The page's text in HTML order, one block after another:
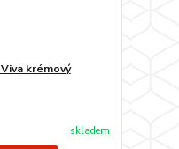
krémový
skladem